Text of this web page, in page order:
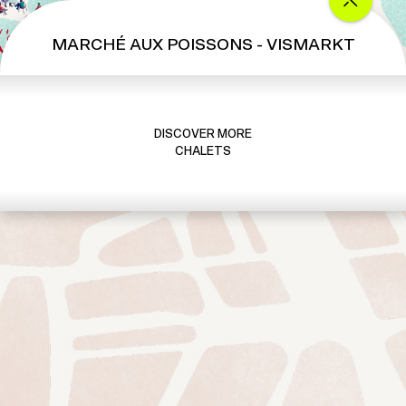
MARCHÉ AUX POISSONS - VISMARKT
DISCOVER MORE
CHALETS